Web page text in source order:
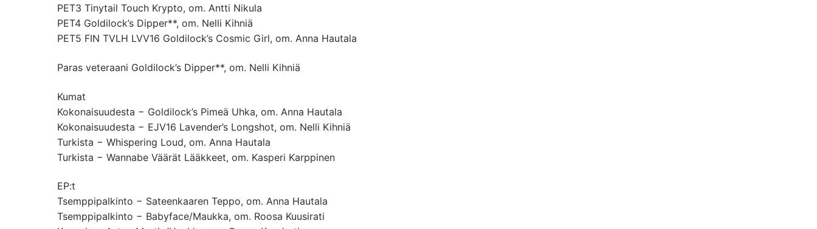
PET3 Tinytail Touch Krypto, om. Antti Nikula
PET4 Goldilock’s Dipper**, om. Nelli Kihniä
PET5 FIN TVLH LVV16 Goldilock’s Cosmic Girl, om. Anna Hautala
Paras veteraani Goldilock’s Dipper**, om. Nelli Kihniä
Kumat
Kokonaisuudesta − Goldilock’s Pimeä Uhka, om. Anna Hautala
Kokonaisuudesta − EJV16 Lavender’s Longshot, om. Nelli Kihniä
Turkista − Whispering Loud, om. Anna Hautala
Turkista − Wannabe Väärät Lääkkeet, om. Kasperi Karppinen
EP:t
Tsemppipalkinto − Sateenkaaren Teppo, om. Anna Hautala
Tsemppipalkinto − Babyface/Maukka, om. Roosa Kuusirati